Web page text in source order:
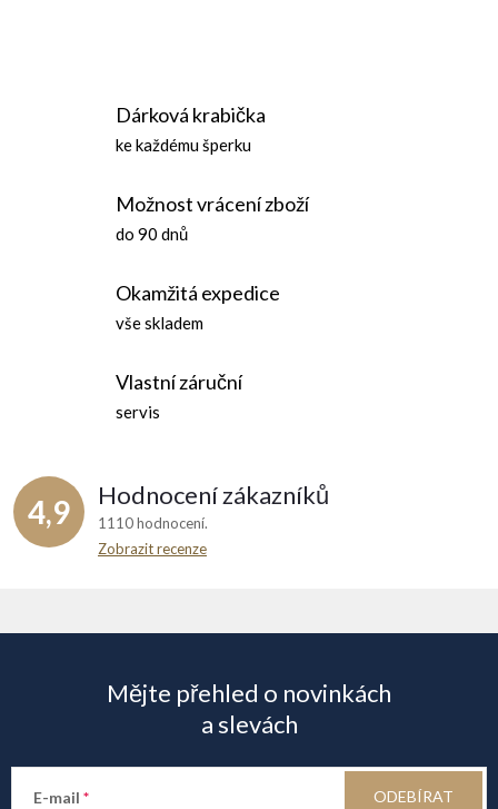
Dárková krabička
ke každému šperku
Možnost vrácení zboží
do 90 dnů
Okamžitá expedice
vše skladem
Vlastní záruční
servis
4,9 Hodnocení zákazníků
1110 hodnocení
Zobrazit recenze
a
Mějte přehled o novinkách
a slevách
E-mail ODEBÍRAT